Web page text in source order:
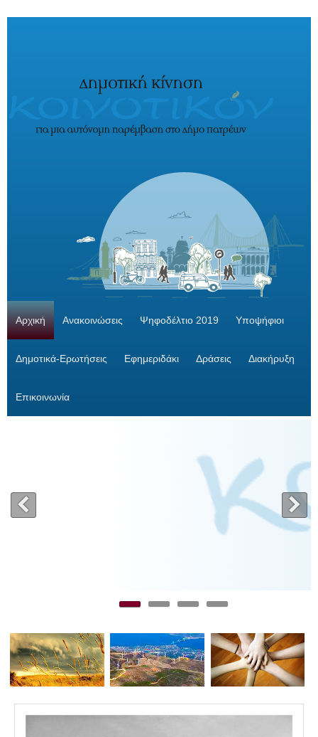
Αρχική Ανακοινώσεις Ψηφοδέλτιο 2019 Υποψήφιοι
Δημοτικά-Ερωτήσεις Εφημεριδάκι Δράσεις Διακήρυξη
Επικοινωνία
< >